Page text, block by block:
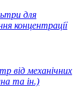
для
концентрації
від механічних
та ін.)